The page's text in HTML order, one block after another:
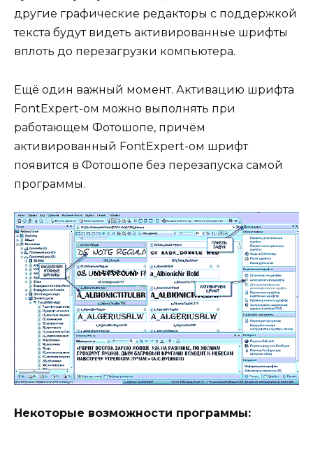
другие графические редакторы с поддержкой
текста будут видеть активированные шрифты
вплоть до перезагрузки компьютера.
Ещё один важный момент. Активацию шрифта
FontExpert-ом можно выполнять при
работающем Фотошопе, причём
активированный FontExpert-ом шрифт
появится в Фотошопе без перезапуска самой
программы.
Некоторые возможности программы: